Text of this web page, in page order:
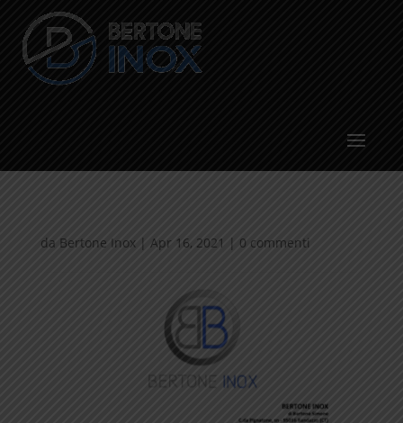
da Bertone Inox| Apr 16, 2021 | 0 commenti